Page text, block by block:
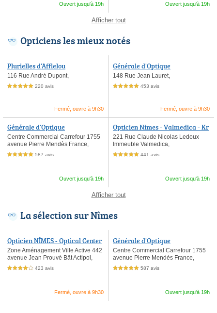
Ouvert jusqu'à 19h Ouvert jusqu'à 19h
Afficher tout
Opticiens les mieux notés
Plurielles d'Afflelou
116 Rue André Dupont,
5,0 étoiles sur 5 220 avis
Fermé, ouvre à 9h30
Générale d'Optique
148 Rue Jean Lauret,
5,0 étoiles sur 5 453 avis
Fermé, ouvre à 9h30
Générale d'Optique
Centre Commercial Carrefour 1755
avenue Pierre Mendès France,
5,0 étoiles sur 5 587 avis
Ouvert jusqu'à 19h
Opticien Nimes - Valmedica - Kr
ys
221 Rue Claude Nicolas Ledoux
Immeuble Valmedica,
5,0 étoiles sur 5 441 avis
Ouvert jusqu'à 19h
Afficher tout
La sélection sur Nîmes
Opticien NÎMES - Optical Center
Zone Aménagement Ville Active 442
avenue Jean Prouvé Bât Actipol,
4,0 étoiles sur 5 423 avis
Fermé, ouvre à 9h30
Générale d'Optique
Centre Commercial Carrefour 1755
avenue Pierre Mendès France,
5,0 étoiles sur 5 587 avis
Ouvert jusqu'à 19h